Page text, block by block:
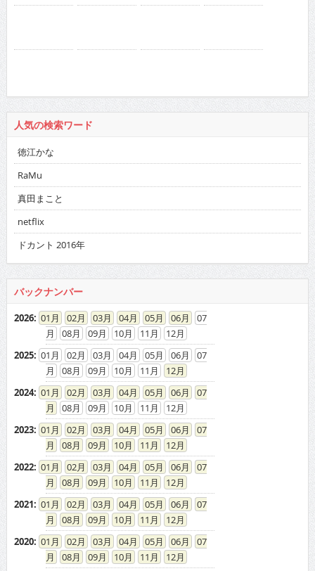
人気の検索ワード
徳江かな
RaMu
真田まこと
netflix
ドカント 2016年
バックナンバー
2026: 01 02 03 04 05 06
07
08
09 10 11
12
2025: 01 02 03 04 05 06
07
08
09 10 11
12
2024: 01 02 03 04 05 06
07
08
09 10 11
12
2023: 01 02 03 04 05 06
07
08
09 10 11
12
2022: 01 02 03 04 05 06
07
08
09 10 11
12
2021: 01 02 03 04 05 06
07
08
09 10 11
12
2020: 01 02 03 04 05 06
07
08
09 10 11
12